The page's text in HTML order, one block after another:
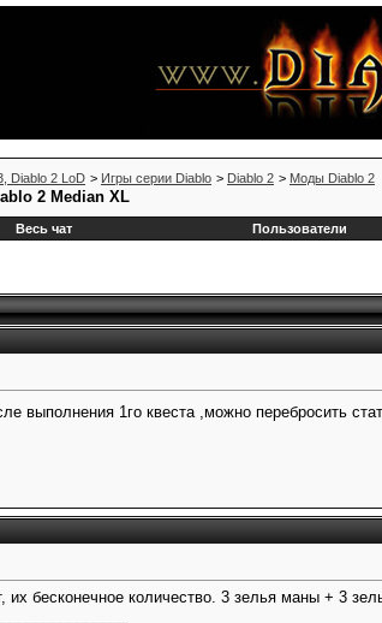
Diablo 2 LoD > Игры серии Diablo > Diablo 2 > Моды Diablo 2
2 Median XL
Весь чат Пользователи
выполнения 1го квеста ,можно перебросить
их бесконечное количество. 3 зелья маны + 3